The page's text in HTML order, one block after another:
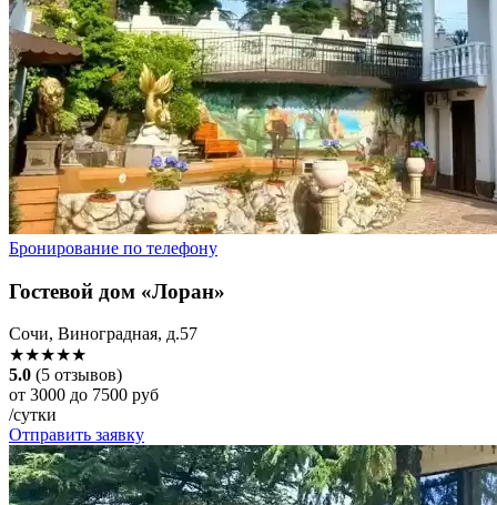
Бронирование по телефону
Гостевой дом «Лоран»
Сочи, Виноградная, д.57
★★★★★
5.0 (5 отзывов)
от 3000 до 7500 руб
/сутки
Отправить заявку